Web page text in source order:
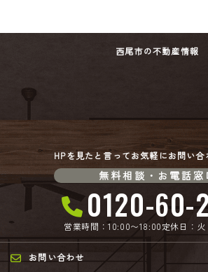
西尾市の不動産情報
HPを見たと言ってお気軽にお問い合
無料相談・お電話窓
0120-60-
営業時間：10:00〜18:00定休日：
お問い合わせ